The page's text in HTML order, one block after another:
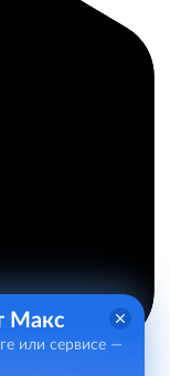
Макс
или сервисе —